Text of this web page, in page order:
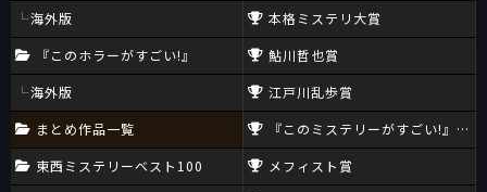
海外版
『このホラーがすごい!』
海外版
まとめ作品一覧
東西ミステリーベスト100
本格ミステリ大賞
鮎川哲也賞
江戸川乱歩賞
『このミステリーがすごい!』大賞
メフィスト賞